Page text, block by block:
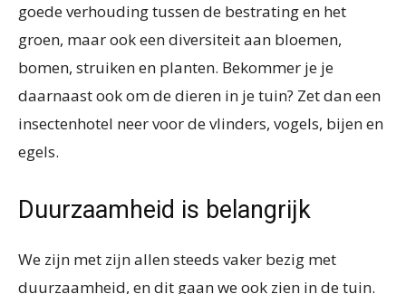
goede verhouding tussen de bestrating en het
groen, maar ook een diversiteit aan bloemen,
bomen, struiken en planten. Bekommer je je
daarnaast ook om de dieren in je tuin? Zet dan een
insectenhotel neer voor de vlinders, vogels, bijen en
egels.
Duurzaamheid is belangrijk
We zijn met zijn allen steeds vaker bezig met
duurzaamheid, en dit gaan we ook zien in de tuin.